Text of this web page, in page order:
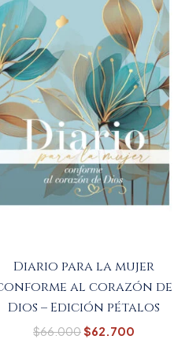
Diario para la mujer
al corazón de
Dios – Edición pétalos
$66.000$62.700